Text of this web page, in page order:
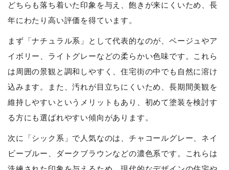
どちらも落ち着いた印象を与え、飽きが来にくいため、長
年にわたり高い評価を得ています。
まず「ナチュラル系」として代表的なのが、ベージュやア
イボリー、ライトグレーなどの柔らかい色味です。これら
は周囲の景観と調和しやすく、住宅街の中でも自然に溶け
込みます。また、汚れが目立ちにくいため、長期間美観を
維持しやすいというメリットもあり、初めて塗装を検討す
る方にも選ばれやすい傾向があります。
次に「シック系」で人気なのは、チャコールグレー、ネイ
ビーブルー、ダークブラウンなどの濃色系です。これらは